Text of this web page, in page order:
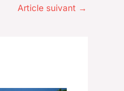
Article suivant →